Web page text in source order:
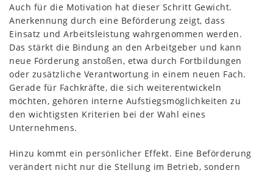
Auch für die Motivation hat dieser Schritt Gewicht.
Anerkennung durch eine Beförderung zeigt, dass
Einsatz und Arbeitsleistung wahrgenommen werden.
Das stärkt die Bindung an den Arbeitgeber und kann
neue Förderung anstoßen, etwa durch Fortbildungen
oder zusätzliche Verantwortung in einem neuen Fach.
Gerade für Fachkräfte, die sich weiterentwickeln
möchten, gehören interne Aufstiegsmöglichkeiten zu
den wichtigsten Kriterien bei der Wahl eines
Unternehmens.
Hinzu kommt ein persönlicher Effekt. Eine Beförderung
verändert nicht nur die Stellung im Betrieb, sondern